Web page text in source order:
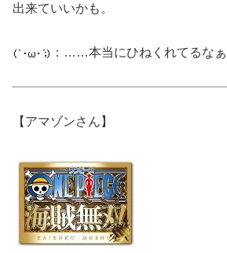
出来ていいかも。
：……本当にひねくれてるな
【アマゾンさん】